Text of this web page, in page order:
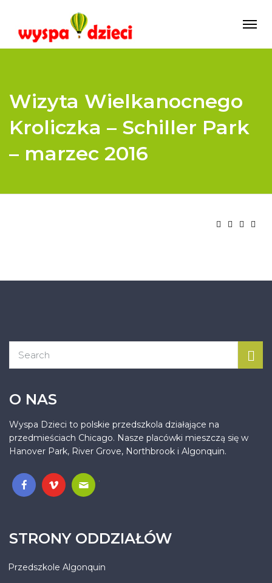
Wizyta Wielkanocnego
Kroliczka – Schiller Park
– marzec 2016
O NAS
Wyspa Dzieci to polskie przedszkola działające na
przedmieściach Chicago. Nasze placówki mieszczą się w
Hanover Park, River Grove, Northbrook i Algonquin.
.
STRONY ODDZIAŁÓW
Przedszkole Algonquin